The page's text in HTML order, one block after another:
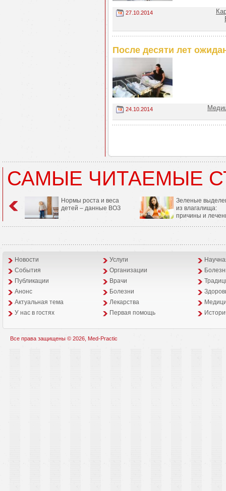
27.10.2014
После десяти лет
24.10.2014
САМЫЕ ЧИТАЕМЫЕ
Нормы роста и веса
детей – данные ВОЗ
Зеленые
из влагалища:
причины и
Новости Услуги
События
Организации
Публикации
Врачи
Анонс
Болезни
Aктуальная тема
Лекарства
У нас в гостях
Первая помощь
Все права защищены © 2026, Med-Practic